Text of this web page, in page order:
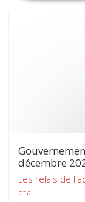
décembre
Les relais de
et al.